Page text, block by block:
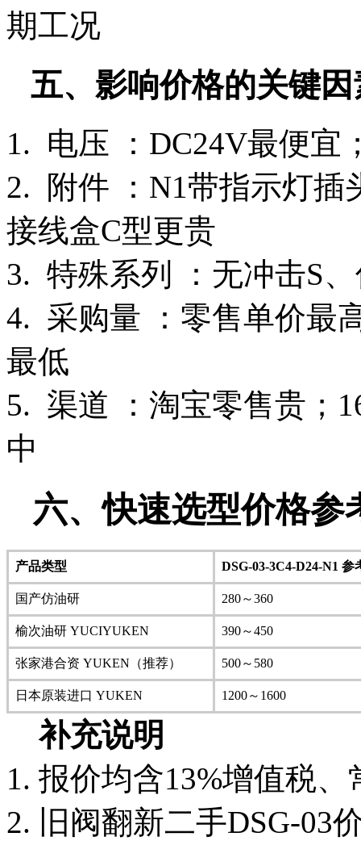
期工况
五、影响价格的关键因
1. 电压 ：DC24V最便宜
2. 附件 ：N1带指示灯插
接线盒C型更贵
3. 特殊系列 ：无冲击S
4. 采购量 ：零售单价最
最低
5. 渠道 ：淘宝零售贵；
中
六、快速选型价格参
产品类型 DSG-03-3C4-D24-N1 参
国产仿油研 280～360
榆次油研 YUCIYUKEN 390～450
张家港合资 YUKEN（推荐） 500～580
日本原装进口 YUKEN 1200～1600
补充说明
1. 报价均含13%增值税
2. 旧阀翻新二手DSG-03